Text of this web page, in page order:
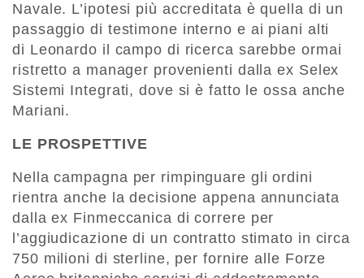
Navale. L’ipotesi più accreditata è quella di un
passaggio di testimone interno e ai piani alti
di Leonardo il campo di ricerca sarebbe ormai
ristretto a manager provenienti dalla ex Selex
Sistemi Integrati, dove si è fatto le ossa anche
Mariani.
LE PROSPETTIVE
Nella campagna per rimpinguare gli ordini
rientra anche la decisione appena annunciata
dalla ex Finmeccanica di correre per
l’aggiudicazione di un contratto stimato in circa
750 milioni di sterline, per fornire alle Forze